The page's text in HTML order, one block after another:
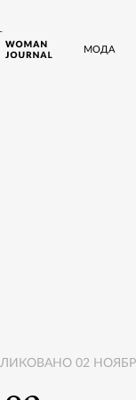
МОДА
02